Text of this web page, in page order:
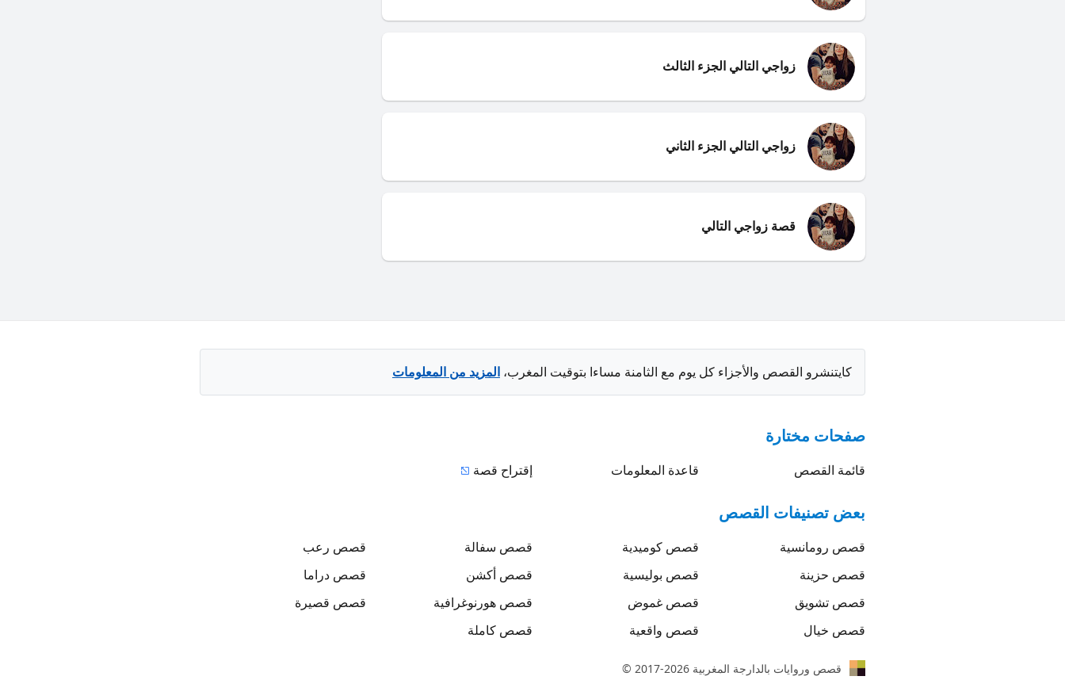
زواجي التالي الجزء الثالث
زواجي التالي الجزء الثاني
قصة زواجي التالي
كايتنشرو القصص والأجزاء كل يوم مع الثامنة مساءا بتوقيت المغرب، المزيد من المعلومات
صفحات مختارة
قائمة القصص قاعدة المعلومات إقتراح قصة
بعض تصنيفات القصص
قصص رومانسية قصص كوميدية قصص سفالة قصص رعب
قصص حزينة قصص بوليسية قصص أكشن قصص دراما
قصص تشويق قصص غموض قصص هورنوغرافية قصص قصيرة
قصص خيال قصص واقعية قصص كاملة
قصص وروايات بالدارجة المغربية © 2017-2026